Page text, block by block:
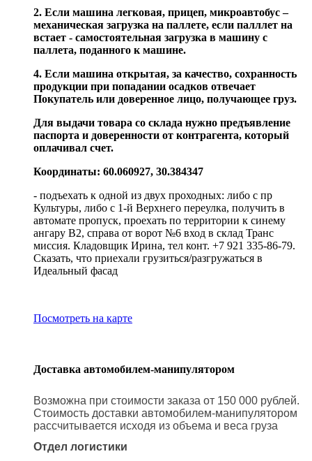
2. Если машина легковая, прицеп, микроавтобус –
механическая загрузка на паллете, если палллет на
встает - самостоятельная загрузка в машину с
паллета, поданного к машине.
4. Если машина открытая, за качество, сохранность
продукции при попадании осадков отвечает
Покупатель или доверенное лицо, получающее груз.
Для выдачи товара со склада нужно предъявление
паспорта и доверенности от контрагента, который
оплачивал счет.
Координаты: 60.060927, 30.384347
- подъехать к одной из двух проходных: либо с пр
Культуры, либо с 1-й Верхнего переулка, получить в
автомате пропуск, проехать по территории к синему
ангару В2, справа от ворот №6 вход в склад Транс
миссия. Кладовщик Ирина, тел конт. +7 921 335-86-79.
Сказать, что приехали грузиться/разгружаться в
Идеальный фасад
Посмотреть на карте
Доставка автомобилем-манипулятором
Возможна при стоимости заказа от 150 000 рублей.
Стоимость доставки автомобилем-манипулятором
рассчитывается исходя из объема и веса груза
Отдел логистики